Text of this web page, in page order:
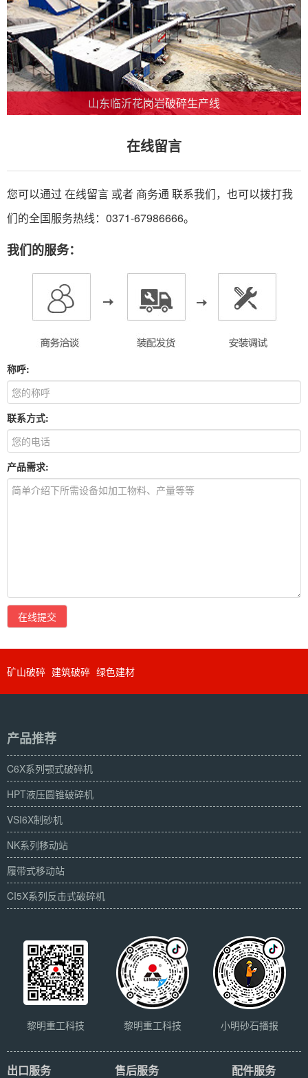
山东临沂花岗岩破碎生产线
在线留言
您可以通过 在线留言 或者 商务通联系我们，也可以拨打我
们的全国服务热线：0371-67986666。
我们的服务：
称呼:
联系方式:
产品需求:
在线提交
矿山破碎 建筑破碎 绿色建材
产品推荐
C6X系列颚式破碎机
HPT液压圆锥破碎机
VSI6X制砂机
NK系列移动站
履带式移动站
CI5X系列反击式破碎机
黎明重工科技 黎明重工科技 小明砂石播报
出口服务 售后服务 配件服务